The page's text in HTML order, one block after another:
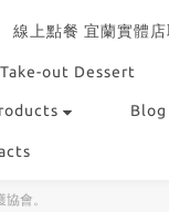
線上點餐 宜蘭實體店
out Dessert
會。